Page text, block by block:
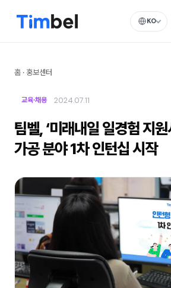
KO
홈 · 홍보센터
교육·채용 2024.07.11
팀벨, ‘미래내일 일경험 지원
가공 분야 1차 인턴십 시작